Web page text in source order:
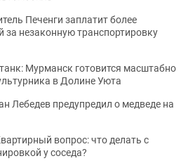
Печенги заплатит более
за незаконную транспортировку
Мурманск готовится масштабно
в Долине Уюта
Лебедев предупредил о медведе на
вопрос: что делать с
у соседа?